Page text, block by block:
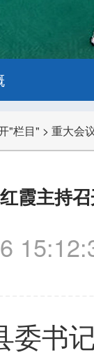
"栏目" > 重大会
霞主持
书记